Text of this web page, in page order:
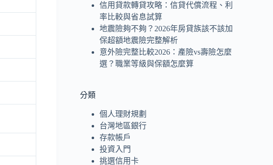
信用貸款轉貸攻略：信貸代償流程、利
率比較與省息試算
地震險夠不夠？2026年房貸族該不該加
保超額地震險完整解析
意外險完整比較2026：產險vs壽險怎麼
選？職業等級與保額怎麼算
分類
個人理財規劃
台灣地區銀行
存款帳戶
投資入門
挑選信用卡